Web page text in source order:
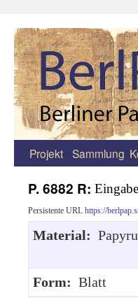
Zum
springen
Projekt Sammlung
P. 6882 R: Eingabe
Persistente URL https://
Material:
Form: Blatt